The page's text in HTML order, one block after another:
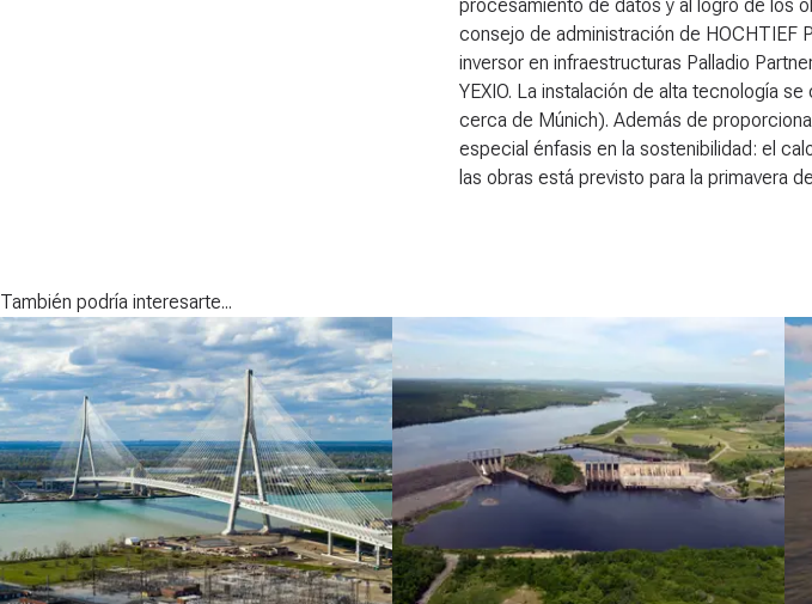
procesamiento de datos y al logro de los
consejo de administración de HOCHTIEF
inversor en infraestructuras Palladio
YEXIO. La instalación de alta tecnología
cerca de Múnich). Además de
especial énfasis en la sostenibilidad: el
las obras está previsto para la primavera
También podría interesarte...